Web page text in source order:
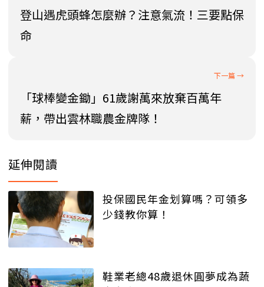
登山遇虎頭蜂怎麼辦？注意氣流！三要點保
命
「球棒變金鋤」61歲謝萬來放棄百萬年
薪，帶出雲林職農金牌隊！
延伸閱讀
投保國民年金划算嗎？可領多
少錢教你算！
鞋業老總48歲退休圓夢成為蔬